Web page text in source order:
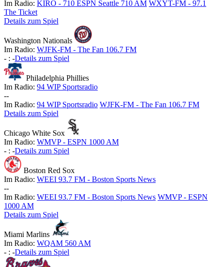
Im Radio: KIRO - 710 ESPN Seattle 710 AM WXYT-FM - 97.1
The Ticket
Details zum Spiel
Washington Nationals
Im Radio: WJFK-FM - The Fan 106.7 FM
- : -Details zum Spiel
Philadelphia Phillies
Im Radio: 94 WIP Sportsradio
--
Im Radio: 94 WIP Sportsradio WJFK-FM - The Fan 106.7 FM
Details zum Spiel
Chicago White Sox
Im Radio: WMVP - ESPN 1000 AM
- : -Details zum Spiel
Boston Red Sox
Im Radio: WEEI 93.7 FM - Boston Sports News
--
Im Radio: WEEI 93.7 FM - Boston Sports News WMVP - ESPN
1000 AM
Details zum Spiel
Miami Marlins
Im Radio: WQAM 560 AM
- : -Details zum Spiel